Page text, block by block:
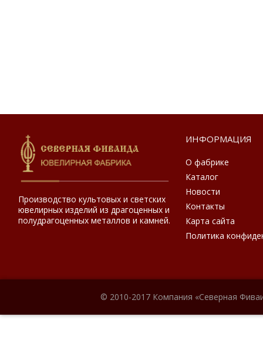
Производство культовых и светских
ювелирных изделий из драгоценных и
полудрагоценных металлов и камней.
ИНФОРМАЦИЯ
О фабрике
Каталог
Новости
Контакты
Карта сайта
Политика
© 2010-2017 Компания «Северная